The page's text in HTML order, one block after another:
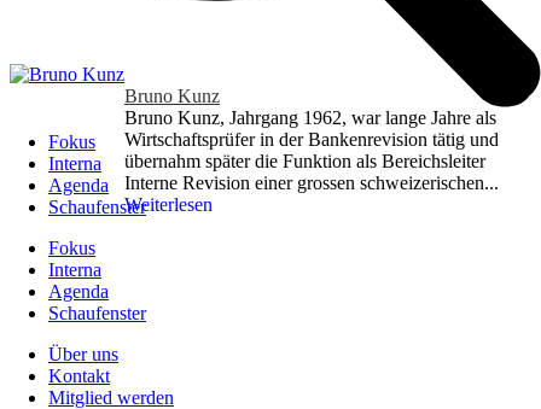
Fokus
Interna
Agenda
Schaufenster
Fokus
Interna
Agenda
Schaufenster
Über uns
Kontakt
Mitglied werden
Bruno Kunz
Bruno Kunz, Jahrgang 1962, war lange Jahre als
Wirtschaftsprüfer in der Bankenrevision tätig und
übernahm später die Funktion als Bereichsleiter
Interne Revision einer grossen schweizerischen...
Weiterlesen